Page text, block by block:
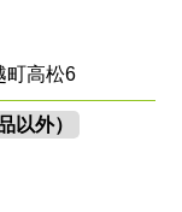
町高松6
以外）